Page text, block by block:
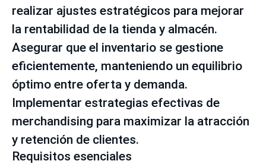
realizar ajustes estratégicos para mejorar
la rentabilidad de la tienda y almacén.
Asegurar que el inventario se gestione
eficientemente, manteniendo un equilibrio
óptimo entre oferta y demanda.
Implementar estrategias efectivas de
merchandising para maximizar la atracción
y retención de clientes.
Requisitos esenciales